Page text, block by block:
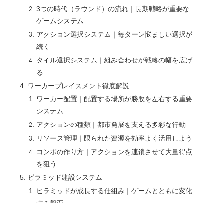
3つの時代（ラウンド）の流れ｜長期戦略が重要な
ゲームシステム
アクション選択システム｜毎ターン悩ましい選択が
続く
タイル選択システム｜組み合わせが戦略の幅を広げ
る
ワーカープレイスメント徹底解説
ワーカー配置｜配置する場所が勝敗を左右する重要
システム
アクションの種類｜都市発展を支える多彩な行動
リソース管理｜限られた資源を効率よく活用しよう
コンボの作り方｜アクションを連鎖させて大量得点
を狙う
ピラミッド建設システム
ピラミッドが成長する仕組み｜ゲームとともに変化